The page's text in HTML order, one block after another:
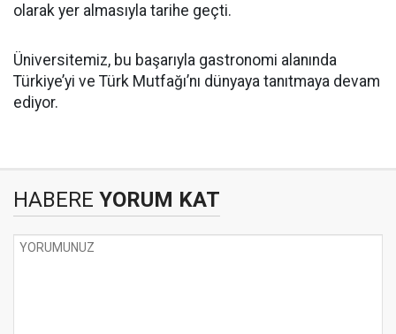
olarak yer almasıyla tarihe geçti.
Üniversitemiz, bu başarıyla gastronomi alanında
Türkiye’yi ve Türk Mutfağı’nı dünyaya tanıtmaya devam
ediyor.
HABERE YORUM KAT